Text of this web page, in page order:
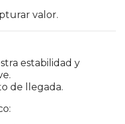
valor.
estabilidad y
de llegada.